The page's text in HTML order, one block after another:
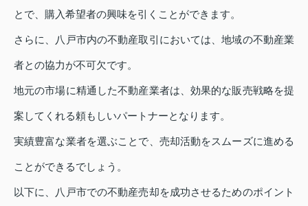
とで、購入希望者の興味を引くことができます。
さらに、八戸市内の不動産取引においては、地域の不動産業
者との協力が不可欠です。
地元の市場に精通した不動産業者は、効果的な販売戦略を提
案してくれる頼もしいパートナーとなります。
実績豊富な業者を選ぶことで、売却活動をスムーズに進める
ことができるでしょう。
以下に、八戸市での不動産売却を成功させるためのポイント